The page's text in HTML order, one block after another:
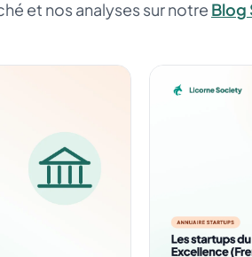
et nos analyses sur notre Blog